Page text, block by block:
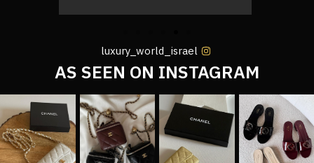
luxury_world_israel
AS SEEN ON INSTAGRAM